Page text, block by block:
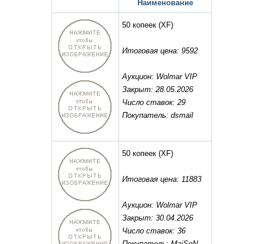
Наименование
50 копеек (XF)
Итоговая цена: 9592
Аукцион: Wolmar VIP
Закрыт: 28.05.2026
Число ставок: 29
Покупатель: dsmail
50 копеек (XF)
Итоговая цена: 11883
Аукцион: Wolmar VIP
Закрыт: 30.04.2026
Число ставок: 36